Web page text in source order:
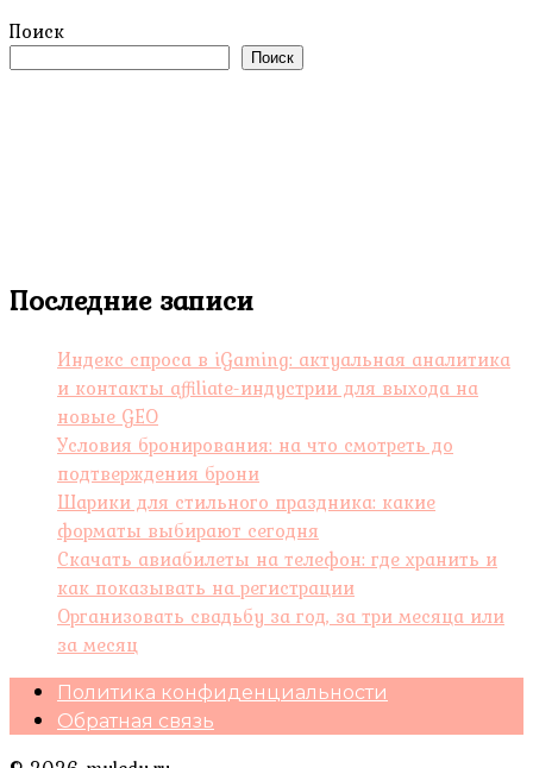
Поиск
Поиск
Последние записи
Индекс спроса в iGaming: актуальная аналитика
и контакты affiliate-индустрии для выхода на
новые GEO
Условия бронирования: на что смотреть до
подтверждения брони
Шарики для стильного праздника: какие
форматы выбирают сегодня
Скачать авиабилеты на телефон: где хранить и
как показывать на регистрации
Организовать свадьбу за год, за три месяца или
за месяц
Политика конфиденциальности
Обратная связь